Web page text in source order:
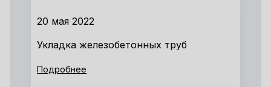
20 мая 2022
Укладка железобетонных труб
Подробнее